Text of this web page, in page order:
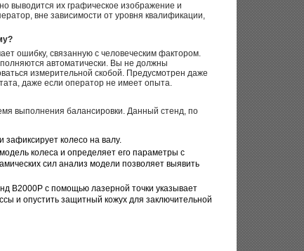
выводится их графическое изображение и
вне зависимости от уровня квалификации,
ошибку, связанную с человеческим фактором.
автоматически. Вы не должны
измерительной скобой. Предусмотрен даже
даже если оператор не имеет опыта.
выполнения балансировки. Данный стенд, по
зафиксирует колесо на валу.
колеса и определяет его параметры с
сил анализ модели позволяет выявить
B2000P с помощью лазерной точки указывает
и опустить защитный кожух для заключительной